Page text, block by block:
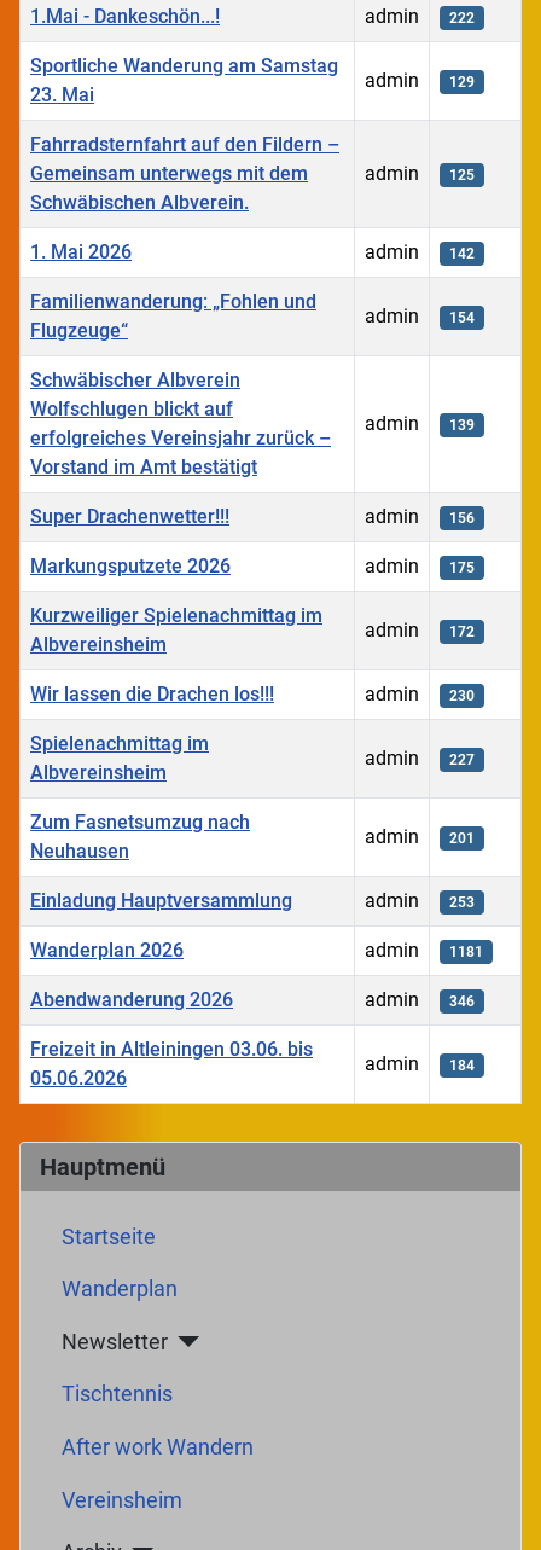
Hauptmenü
Startseite
Wanderplan
Newsletter
Tischtennis
After work Wandern
Vereinsheim
1.Mai - Dankeschön...! admin 222
Sportliche Wanderung am Samstag
23. Mai
admin 129
Fahrradsternfahrt auf den Fildern –
Gemeinsam unterwegs mit dem
Schwäbischen Albverein.
admin 125
1. Mai 2026 admin 142
Familienwanderung: „Fohlen und
Flugzeuge“
admin 154
Schwäbischer Albverein
Wolfschlugen blickt auf
erfolgreiches Vereinsjahr zurück –
Vorstand im Amt bestätigt
admin 139
Super Drachenwetter!!! admin 156
Markungsputzete 2026 admin 175
Kurzweiliger Spielenachmittag im
Albvereinsheim
admin 172
Wir lassen die Drachen los!!! admin 230
Spielenachmittag im
Albvereinsheim
admin 227
Zum Fasnetsumzug nach
Neuhausen
admin 201
Einladung Hauptversammlung admin 253
Wanderplan 2026 admin 1181
Abendwanderung 2026 admin 346
Freizeit in Altleiningen 03.06. bis
05.06.2026
admin 184